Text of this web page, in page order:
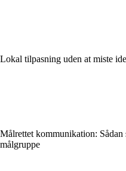
Lokal tilpasning uden at miste
Målrettet kommunikation:
målgruppe